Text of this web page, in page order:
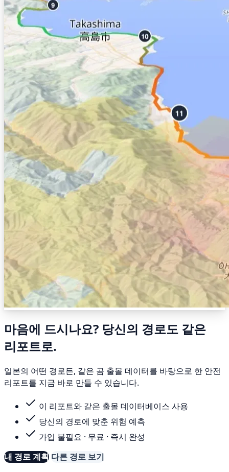
마음에 드시나요? 당신의 경로도 같은
리포트로.
일본의 어떤 경로든, 같은 곰 출몰 데이터를 바탕으로 한 안전
리포트를 지금 바로 만들 수 있습니다.
이 리포트와 같은 출몰 데이터베이스 사용
당신의 경로에 맞춘 위험 예측
가입 불필요 · 무료 · 즉시 완성
내 경로 계획 다른 경로 보기